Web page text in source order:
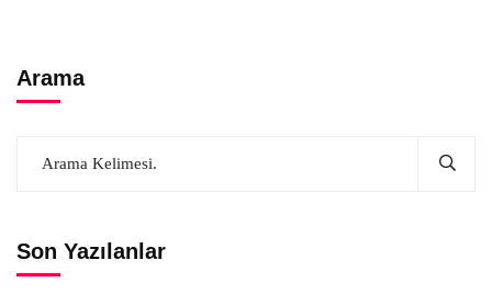
Arama
Son Yazılanlar